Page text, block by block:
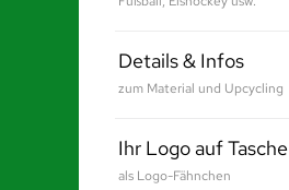
Details & Infos
zum Material und Upcycling
Ihr Logo auf Tasche
als Logo-Fähnchen